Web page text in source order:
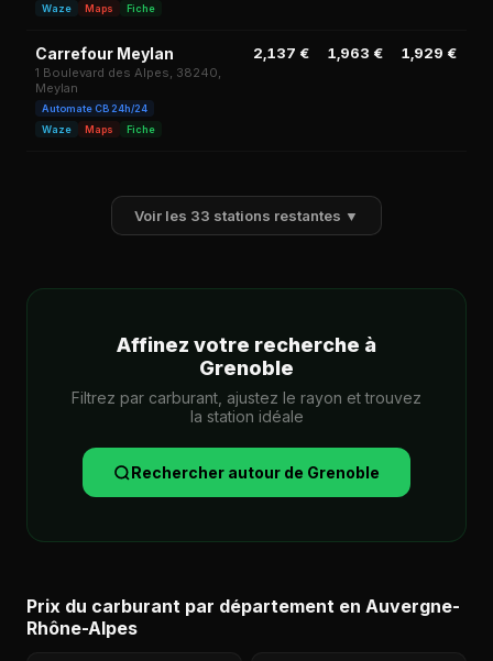
Waze
Maps Fiche
Carrefour Meylan
1 Boulevard des Alpes, 38240,
Meylan
Automate CB 24h/24
Waze
Maps Fiche
2,137 € 1,963 € 1,929 €
Voir les 33 stations restantes ▼
Affinez votre recherche à
Grenoble
Filtrez par carburant, ajustez le rayon et trouvez
la station idéale
Rechercher autour de Grenoble
Prix du carburant par département en Auvergne-
Rhône-Alpes